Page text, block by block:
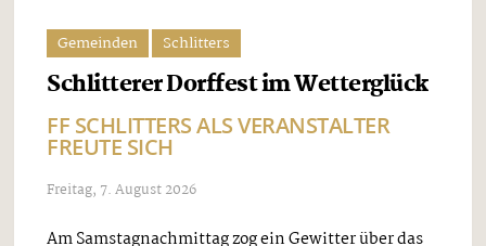
Gemeinden Schlitters
Schlitterer Dorffest im Wetterglück
FF SCHLITTERS ALS VERANSTALTER
FREUTE SICH
Freitag, 7. August 2026
Am Samstagnachmittag zog ein Gewitter über das